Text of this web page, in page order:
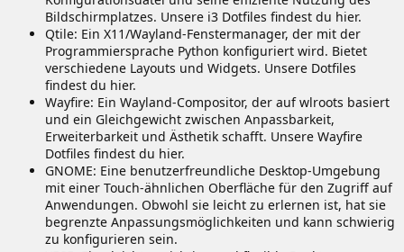
Bildschirmplatzes. Unsere i3 Dotfiles findest du hier.
Qtile: Ein X11/Wayland-Fenstermanager, der mit der
Programmiersprache Python konfiguriert wird. Bietet
verschiedene Layouts und Widgets. Unsere Dotfiles
findest du hier.
Wayfire: Ein Wayland-Compositor, der auf wlroots basiert
und ein Gleichgewicht zwischen Anpassbarkeit,
Erweiterbarkeit und Ästhetik schafft. Unsere Wayfire
Dotfiles findest du hier.
GNOME: Eine benutzerfreundliche Desktop-Umgebung
mit einer Touch-ähnlichen Oberfläche für den Zugriff auf
Anwendungen. Obwohl sie leicht zu erlernen ist, hat sie
begrenzte Anpassungsmöglichkeiten und kann schwierig
zu konfigurieren sein.